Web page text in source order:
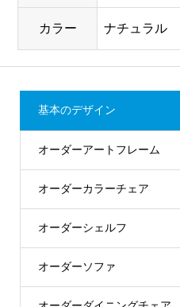
カラー ナチュラル
基本のデザイン
オーダーアートフレーム
オーダーカラーチェア
オーダーシェルフ
オーダーソファ